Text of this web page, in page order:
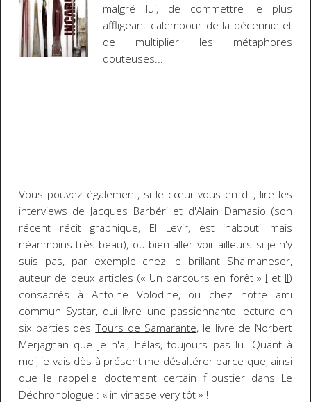
malgré lui, de commettre le plus
affligeant calembour de la décennie et
de multiplier les métaphores
douteuses...
Vous pouvez également, si le cœur vous en dit, lire les
interviews de Jacques Barbériet d'Alain Damasio (son
récent récit graphique, El Levir, est inabouti mais
néanmoins très beau), ou bien aller voir ailleurs si je n'y
suis pas, par exemple chez le brillant Shalmaneser,
auteur de deux articles (« Un parcours en forêt » I et II)
consacrés à Antoine Volodine, ou chez notre ami
commun Systar, qui livre une passionnante lecture en
six parties desTours de Samarante, le livre de Norbert
Merjagnan que je n'ai, hélas, toujours pas lu. Quant à
moi, je vais dès à présent me désaltérer parce que, ainsi
que le rappelle doctement certain flibustier dans Le
Déchronologue : « in vinasse very tôt » !